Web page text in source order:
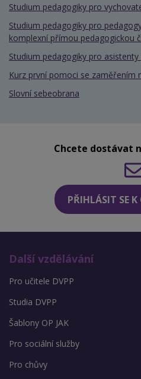
Studium pedagogiky pro
Studium pedagogiky pro
komplexní přímou pedagogickou
Studium pedagogiky pro
Kurz první pomoci se zaměřením
Slovní sebeobrana
Chcete dostávat
PŘIHLÁSIT SE K
Další vzdělávání
Pro učitele DVPP
Studia DVPP
Šablony OP JAK
Pro sociální služby
Pro chůvy